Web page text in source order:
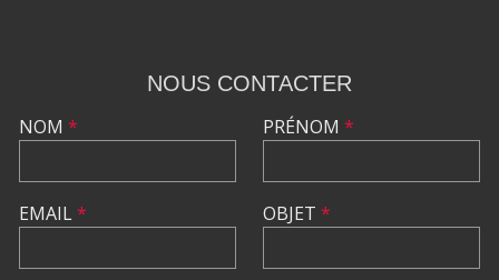
NOUS CONTACTER
NOM *
EMAIL*
PRÉNOM *
OBJET *